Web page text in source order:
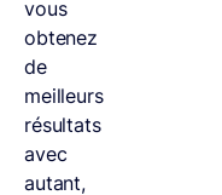
vous
obtenez
de
meilleurs
résultats
avec
autant,